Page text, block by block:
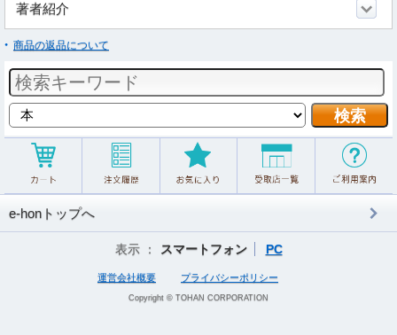
著者紹介
商品の返品について
e-honトップへ
表示 ： スマートフォン PC
運営会社概要 プライバシーポリシー
Copyright © TOHAN CORPORATION